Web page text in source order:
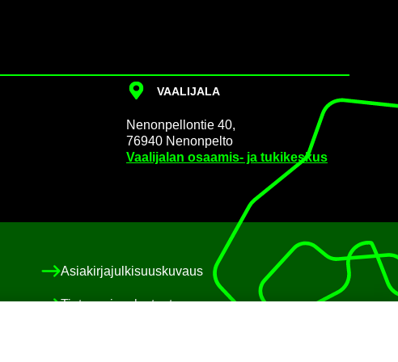
VAA­LI­JA­LA
Ne­non­pel­lon­tie 40,
76940 Ne­non­pel­to
Vaa­li­ja­lan osaamis-​ ja tu­ki­kes­kus
Asia­kir­ja­jul­ki­suus­ku­vaus
Tie­to­suo­ja­se­los­teet